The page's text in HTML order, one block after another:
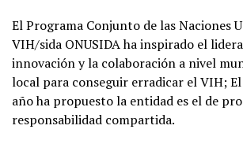
El Programa Conjunto de las Naciones
VIH/sida ONUSIDA ha inspirado el
innovación y la colaboración a nivel
local para conseguir erradicar el VIH;
año ha propuesto la entidad es el de
responsabilidad compartida.